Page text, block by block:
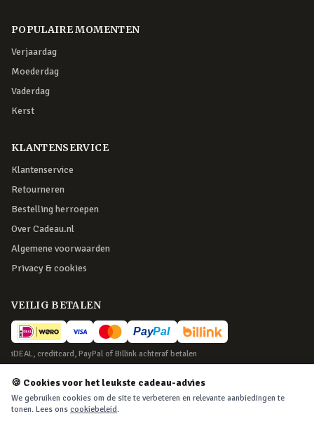
POPULAIRE MOMENTEN
Verjaardag
Moederdag
Vaderdag
Kerst
KLANTENSERVICE
Klantenservice
Retourneren
Bestelling herroepen
Over Cadeau.nl
Algemene voorwaarden
Privacy & cookies
VEILIG BETALEN
iDEAL, creditcard, PayPal of Billink achteraf betalen
BEZORGING
Voor 22:45 besteld, morgen in huis. Tot 365 dagen retourneren.
🍪 Cookies voor het leukste cadeau-advies
We gebruiken cookies om de site te verbeteren en relevante aanbiedingen te
tonen. Lees ons cookiebeleid.